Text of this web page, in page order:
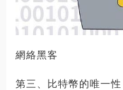
網絡黑客
第三、比特幣的唯一性